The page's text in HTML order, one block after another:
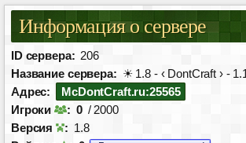
Информация о сервере
ID сервера: 206
Название сервера: ☀ 1.8 - ‹ DontCraft › -
Адрес:
McDontCraft.ru:25565
Игроки
: 0 / 2000
Версия
: 1.8